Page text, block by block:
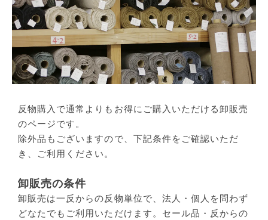
反物購入で通常よりもお得にご購入いただける卸販売
のページです。
除外品もございますので、下記条件をご確認いただ
き、ご利用ください。
卸販売の条件
卸販売は一反からの反物単位で、法人・個人を問わず
どなたでもご利用いただけます。セール品・反からの